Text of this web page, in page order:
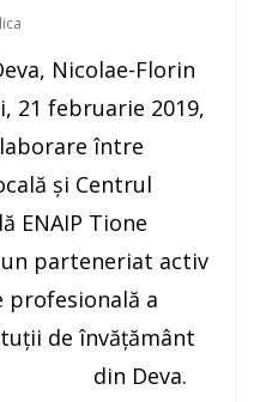
Nicolae-Florin
21 februarie 2019,
între
și Centrul
ENAIP Tione
parteneriat activ
a
de învățământ
din Deva.